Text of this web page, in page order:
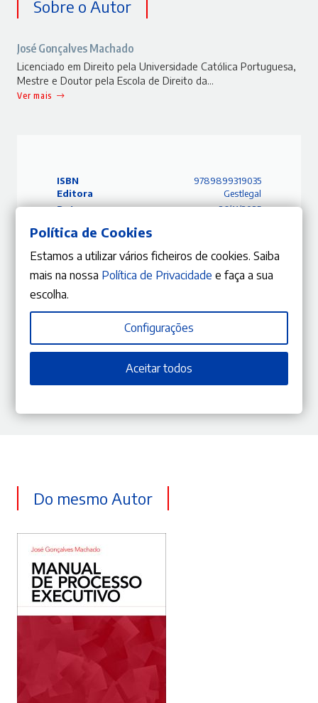
Sobre o Autor
José Gonçalves Machado
Licenciado em Direito pela Universidade Católica Portuguesa,
Mestre e Doutor pela Escola de Direito da…
Ver mais
ISBN
9789899319035
Editora
Gestlegal
Data
26/11/2025
Páginas
Capa
Capa mole
Coleção
Manuais
Do mesmo Autor
Política de Cookies
Estamos a utilizar vários ficheiros de cookies. Saiba
mais na nossa Política de Privacidade e faça a sua
escolha.
Configurações
Aceitar todos